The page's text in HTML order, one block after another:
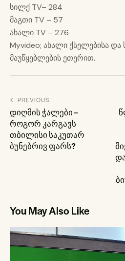
სილქ TV– 284
მაგთი TV – 57
ახალი TV – 276
Myvideo; ახალი ქსელებისა და
მაუწყებლების ეთერით.
პოსტის
ნავიგაცია
PREVIOUS
დიღმის ჭალები –
როგორ კარგავს
თბილისი საკუთარ
ბუნებრივ ფარს?
You May Also Like